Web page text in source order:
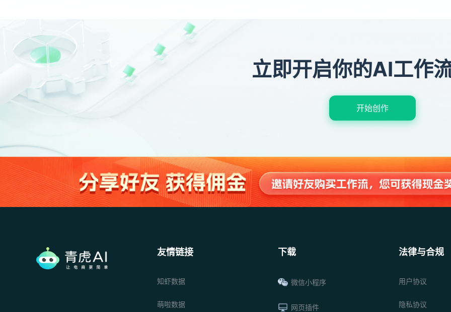
立即开启你的AI工作
开始创作
友情链接
知虾数据
萌啦数据
下载
微信小程序
网页插件
法律与合规
用户协议
隐私协议